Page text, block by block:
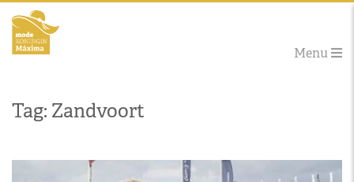
Menu
Tag: Zandvoort